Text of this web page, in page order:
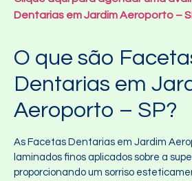
Dentarias em Jardim Aeroporto –
O que são
Dentarias em
Aeroporto – SP?
As Facetas Dentarias em Jardim
laminados finos aplicados sobre a
proporcionando um sorriso